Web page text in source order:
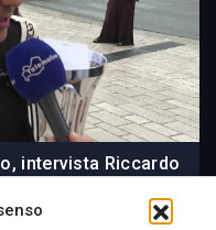
intervista Riccardo